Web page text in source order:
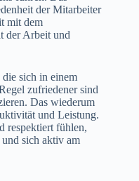
der Mitarbeiter
mit dem
der Arbeit und
die sich in einem
zufriedener sind
Das wiederum
und Leistung.
respektiert fühlen,
sich aktiv am